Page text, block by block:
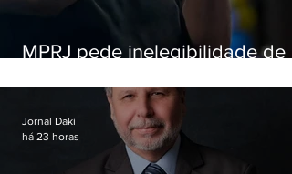
MPRJ pede inelegibilidade de
Jornal Daki
há 23 horas